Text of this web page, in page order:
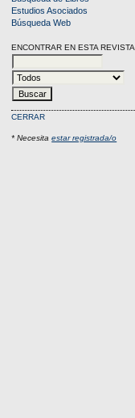
Estudios Asociados
Búsqueda Web
ENCONTRAR EN ESTA REVISTA
CERRAR
* Necesitaestar registrada/o